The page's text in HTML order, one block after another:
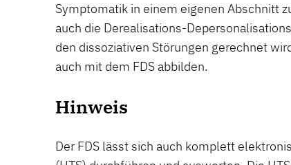
Symptomatik in einem eigenen Abschnitt
auch die Derealisations-
den dissoziativen Störungen gerechnet
auch mit dem FDS abbilden.
Hinweis
Der FDS lässt sich auch komplett